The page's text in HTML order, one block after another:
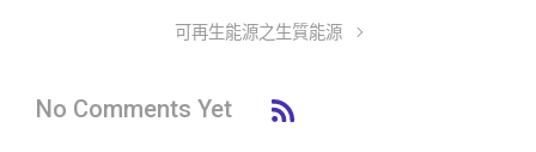
可再生能源之生質能源
No Comments Yet